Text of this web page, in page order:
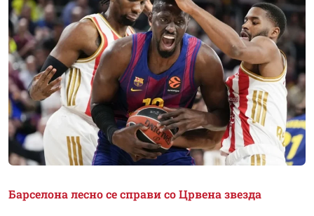
Барселона лесно се справи со Црвена звезда